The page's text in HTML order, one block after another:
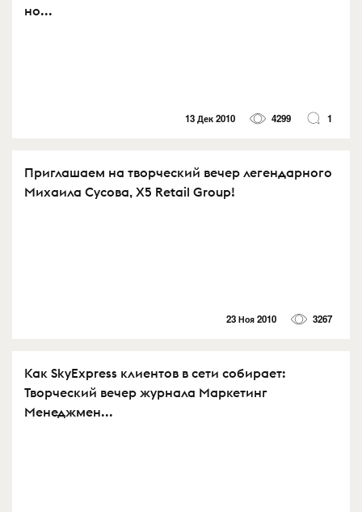
но...
13 Дек 2010 4299 1
Приглашаем на творческий вечер легендарного
Михаила Сусова, X5 Retail Group!
23 Ноя 2010 3267
Как SkyExpress клиентов в сети собирает:
Творческий вечер журнала Маркетинг
Менеджмен...